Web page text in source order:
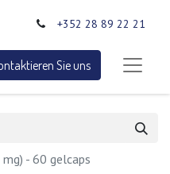
+352 28 89 22 21
Sie uns
- 60 gelcaps